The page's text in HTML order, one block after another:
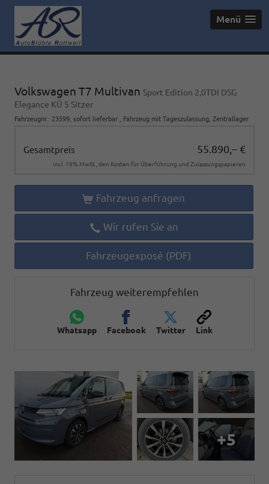
Menü
Volkswagen T7 Multivan Sport Edition 2,0TDI DSG
Elegance KÜ 5 Sitzer
Fahrzeugnr. : 23599 sofort lieferbar Fahrzeug mit Tageszulassung , Zentrallager
Gesamtpreis 55.890,– €
incl. 19% MwSt., den Kosten für Überführung und Zulassungspapieren
Fahrzeug anfragen
Wir rufen Sie an
Fahrzeugexposé (PDF)
Fahrzeug weiterempfehlen
Whatsapp Facebook Twitter Link
+5